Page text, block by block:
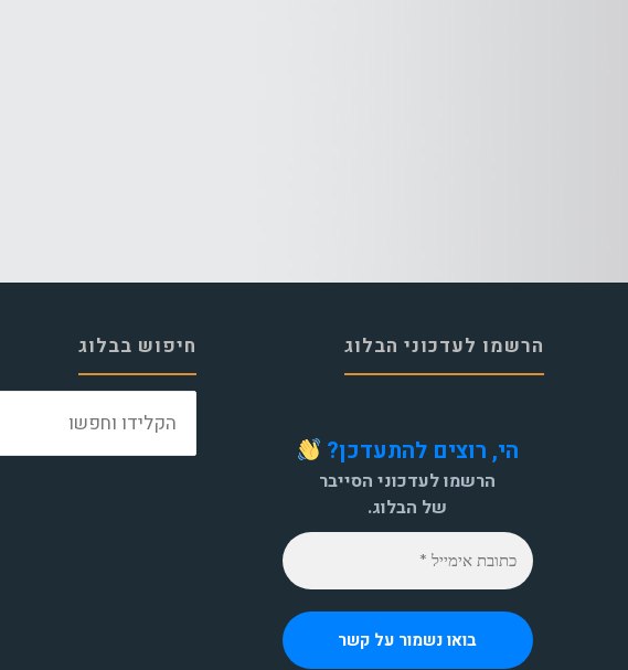
הרשמו לעדכוני הבלוג
הי, רוצים להתעדכן?
הרשמו לעדכוני הסייבר
של הבלוג.
חיפוש בבלוג